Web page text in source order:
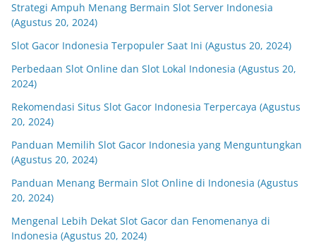
Strategi Ampuh Menang Bermain Slot Server Indonesia
(Agustus 20, 2024)
Slot Gacor Indonesia Terpopuler Saat Ini (Agustus 20, 2024)
Perbedaan Slot Online dan Slot Lokal Indonesia (Agustus 20,
2024)
Rekomendasi Situs Slot Gacor Indonesia Terpercaya (Agustus
20, 2024)
Panduan Memilih Slot Gacor Indonesia yang Menguntungkan
(Agustus 20, 2024)
Panduan Menang Bermain Slot Online di Indonesia (Agustus
20, 2024)
Mengenal Lebih Dekat Slot Gacor dan Fenomenanya di
Indonesia (Agustus 20, 2024)